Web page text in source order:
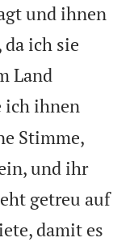
und ihnen
ich sie
Land
ich ihnen
Stimme,
und ihr
getreu auf
damit es